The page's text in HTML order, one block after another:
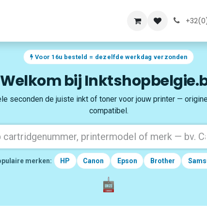
Voor 16u besteld = dezelfde werkdag verzonden
Welkom bij
seconden de juiste inkt of toner voor jouw printer —
compatibel.
merken: HP Canon Epson Brother